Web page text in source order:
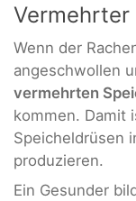
Wenn der
angeschwollen
vermehrten
kommen. Damit
Speicheldrüsen
produzieren.
Ein Gesunder